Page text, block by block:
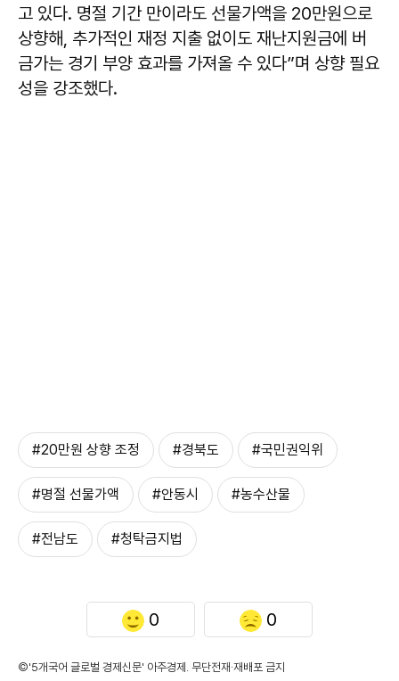
고 있다. 명절 기간 만이라도 선물가액을 20만원으로
상향해, 추가적인 재정 지출 없이도 재난지원금에 버
금가는 경기 부양 효과를 가져올 수 있다”며 상향 필요
성을 강조했다.
#20만원 상향 조정 #경북도 #국민권익위
#명절 선물가액 #안동시 #농수산물
#전남도 #청탁금지법
0 0
©'5개국어 글로벌 경제신문' 아주경제. 무단전재·재배포 금지